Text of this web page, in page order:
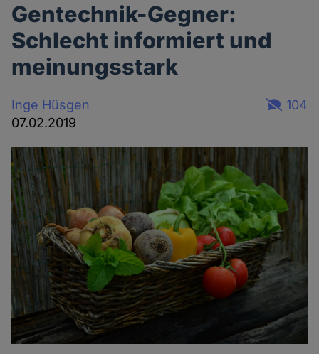
Gentechnik-Gegner:
Schlecht informiert und
meinungsstark
Inge Hüsgen
07.02.2019
104